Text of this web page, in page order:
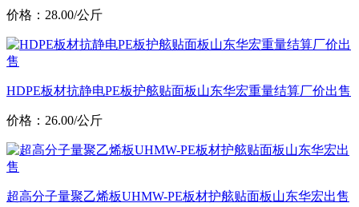
价格：28.00/公斤
HDPE板材抗静电PE板护舷贴面板山东华宏重量结算厂价出售
价格：26.00/公斤
超高分子量聚乙烯板UHMW-PE板材护舷贴面板山东华宏出售